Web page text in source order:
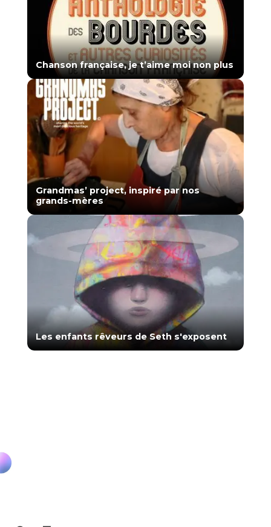
Chanson française, je t’aime moi non plus
Grandmas’ project, inspiré par nos
grands-mères
Les enfants rêveurs de Seth s'exposent